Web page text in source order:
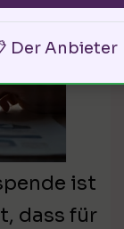
ist
dass für
Der Anbieter